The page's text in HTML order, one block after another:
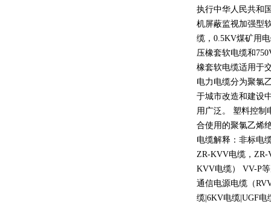
执行中华人民共和
机屏蔽监视加强型
缆， 0.5KV煤矿用
压橡套软电缆和
橡套软电缆适用于
电力电缆分为聚氯
于城市改造和建设
用广泛。 塑料控制
合使用的聚氯乙烯
电缆解释：非标电
ZR-KVV电缆， ZR-
KVV电缆） VV-P
通信电源电缆（
缆 |6KV电缆 |UGF电